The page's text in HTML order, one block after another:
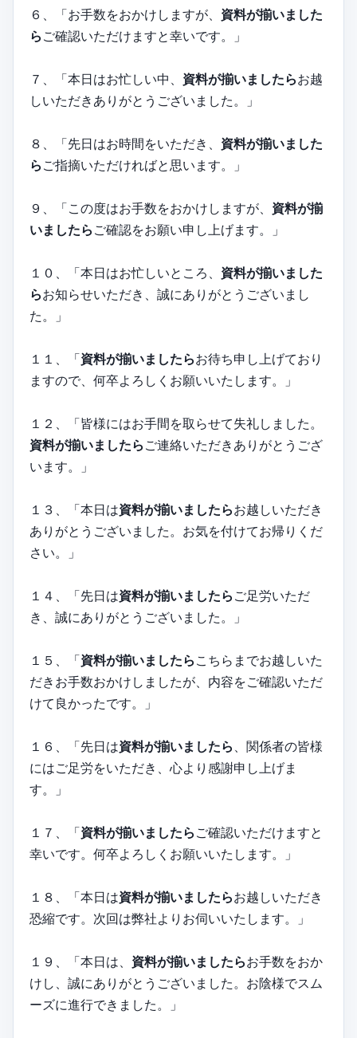
６、「お手数をおかけしますが、 資料が揃いました
ら ご確認いただけますと幸いです。」
７、「本日はお忙しい中、 資料が揃いましたらお越
しいただきありがとうございました。」
８、「先日はお時間をいただき、 資料が揃いました
ら ご指摘いただければと思います。」
９、「この度はお手数をおかけしますが、 資料が揃
いましたら ご確認をお願い申し上げます。」
１０、「本日はお忙しいところ、 資料が揃いました
らお知らせいただき、誠にありがとうございまし
た。」
１１、「資料が揃いましたらお待ち申し上げており
ますので、何卒よろしくお願いいたします。」
１２、「皆様にはお手間を取らせて失礼しました。
資料が揃いましたら ご連絡いただきありがとうござ
います。」
１３、「本日は資料が揃いましたらお越しいただき
ありがとうございました。お気を付けてお帰りくだ
さい。」
１４、「先日は資料が揃いましたら ご足労いただ
き、誠にありがとうございました。」
１５、「資料が揃いましたら こちらまでお越しいた
だきお手数おかけしましたが、内容をご確認いただ
けて良かったです。」
１６、「先日は資料が揃いましたら 、関係者の皆様
にはご足労をいただき、心より感謝申し上げま
す。」
１７、「資料が揃いましたら ご確認いただけますと
幸いです。何卒よろしくお願いいたします。」
１８、「本日は資料が揃いましたらお越しいただき
恐縮です。次回は弊社よりお伺いいたします。」
１９、「本日は、 資料が揃いましたらお手数をおか
けし、誠にありがとうございました。お陰様でスム
ーズに進行できました。」